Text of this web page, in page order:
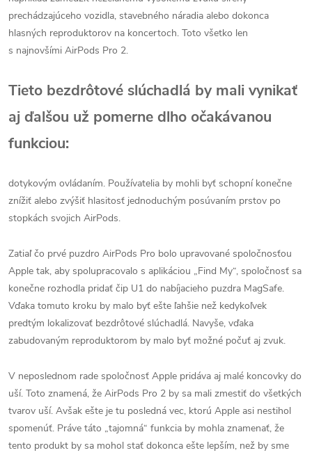
prechádzajúceho vozidla, stavebného náradia alebo dokonca
hlasných reproduktorov na koncertoch. Toto všetko len
s najnovšími AirPods Pro 2.
Tieto bezdrôtové slúchadlá by mali vynikať
aj ďalšou už pomerne dlho očakávanou
funkciou:
dotykovým ovládaním. Používatelia by mohli byť schopní konečne
znížiť alebo zvýšiť hlasitosť jednoduchým posúvaním prstov po
stopkách svojich AirPods.
Zatiaľ čo prvé puzdro AirPods Pro bolo upravované spoločnosťou
Apple tak, aby spolupracovalo s aplikáciou „Find My“, spoločnosť sa
konečne rozhodla pridať čip U1 do nabíjacieho puzdra MagSafe.
Vďaka tomuto kroku by malo byť ešte ľahšie než kedykoľvek
predtým lokalizovať bezdrôtové slúchadlá. Navyše, vďaka
zabudovaným reproduktorom by malo byť možné počuť aj zvuk.
V neposlednom rade spoločnosť Apple pridáva aj malé koncovky do
uší. Toto znamená, že AirPods Pro 2 by sa mali zmestiť do všetkých
tvarov uší. Avšak ešte je tu posledná vec, ktorú Apple asi nestihol
spomenúť. Práve táto „tajomná“ funkcia by mohla znamenať, že
tento produkt by sa mohol stať dokonca ešte lepším, než by sme